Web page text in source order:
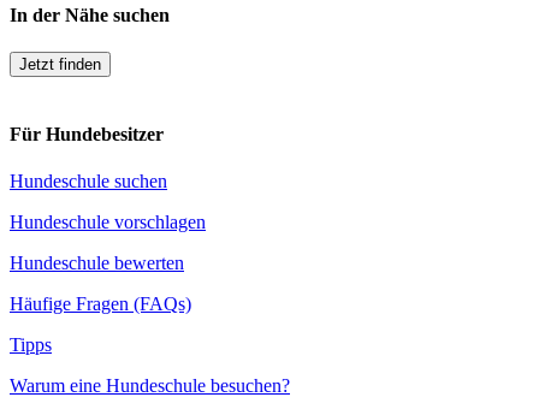
In der Nähe suchen
Jetzt finden
Für Hundebesitzer
Hundeschule suchen
Hundeschule vorschlagen
Hundeschule bewerten
Häufige Fragen (FAQs)
Tipps
Warum eine Hundeschule besuchen?